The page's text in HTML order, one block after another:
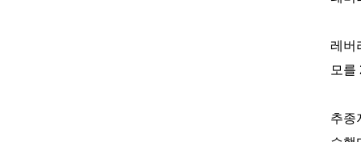
레버
모를
추종